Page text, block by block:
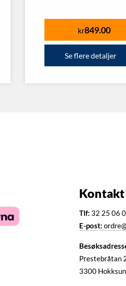
kr849.00
Se flere detaljer
Kontakt
Tlf: 32 25 06
E-post:
Prestebråtan
3300